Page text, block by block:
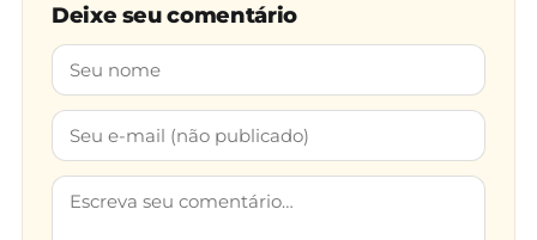
Deixe seu comentário